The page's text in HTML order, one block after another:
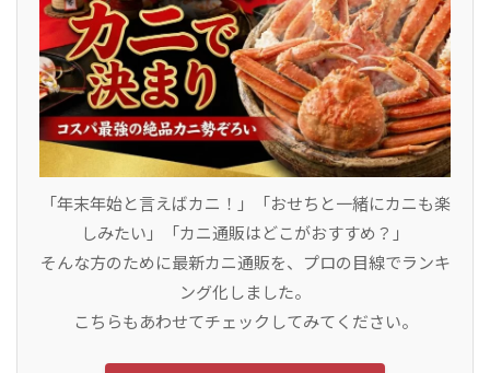
「年末年始と言えばカニ！」「おせちと一緒にカニも楽
しみたい」「カニ通販はどこがおすすめ？」
そんな方のために最新カニ通販を、プロの目線でランキ
ング化しました。
こちらもあわせてチェックしてみてください。